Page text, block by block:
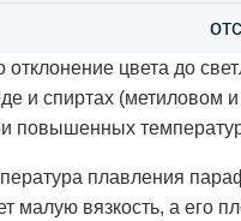
цвета до
и спиртах (метиловом
повышенных
плавления
вязкость, а его